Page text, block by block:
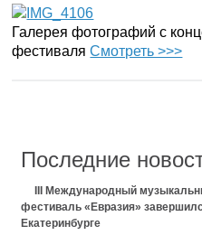
Галерея фотографий с
фестиваляСмотреть >>>
Последние
III Международный
фестиваль «Евразия»
Екатеринбурге